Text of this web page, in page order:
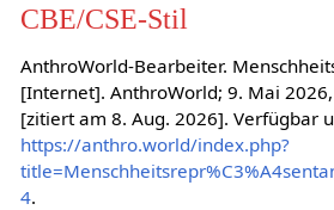
CBE/CSE-Stil
AnthroWorld-Bearbeiter.
[Internet]. AnthroWorld; 9. Mai 2026,
[zitiert am 8. Aug. 2026]. Verfügbar
https://anthro.world/index.php?
4.